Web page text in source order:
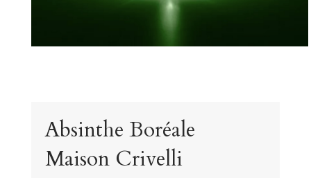
Absinthe Boréale
Maison Crivelli